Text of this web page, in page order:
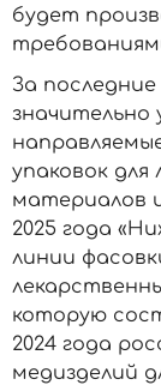
будет
За
значительно
упаковок для
материалов
2025 года
линии
которую
2024 года
медизделий